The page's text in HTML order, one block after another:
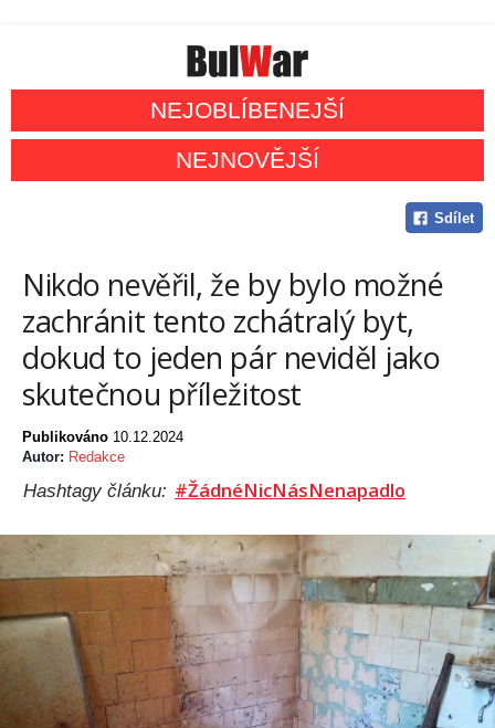
NEJOBLÍBENEJŠÍ
NEJNOVĚJŠÍ
Sdílet
Nikdo nevěřil, že by bylo možné
zachránit tento zchátralý byt,
dokud to jeden pár neviděl jako
skutečnou příležitost
Publikováno 10.12.2024
Autor: Redakce
Hashtagy článku: #ŽádnéNicNásNenapadlo